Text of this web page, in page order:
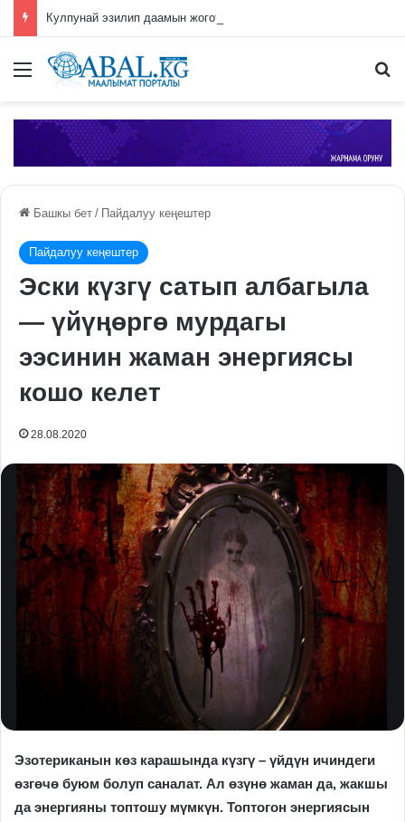
Меню
Башкы бет / Пайдалуу кеңештер
Пайдалуу кеңештер
Эски күзгү сатып албагыла
— үйүңөргө мурдагы
ээсинин жаман энергиясы
кошо келет
28.08.2020
Эзотериканын көз карашында күзгү – үйдүн ичиндеги
өзгөчө буюм болуп саналат. Ал өзүнө жаман да, жакшы
да энергияны топтошу мүмкүн. Топтогон энергиясын